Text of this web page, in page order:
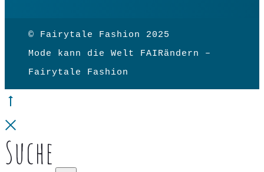
© Fairytale Fashion 2025
Mode kann die Welt FAIRändern –
Fairytale Fashion
top
Suche